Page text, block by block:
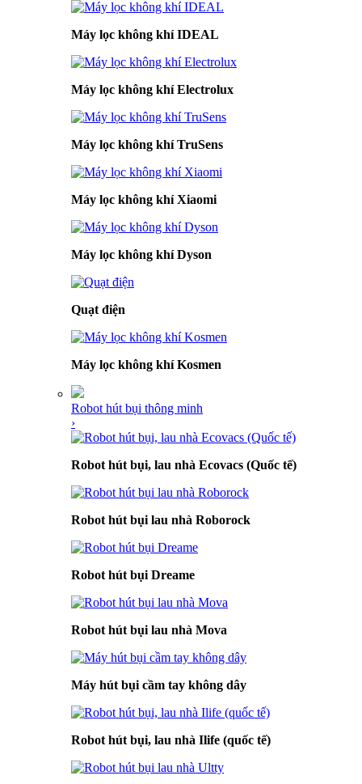
Máy lọc không khí IDEAL
Máy lọc không khí Electrolux
Máy lọc không khí TruSens
Máy lọc không khí Xiaomi
Máy lọc không khí Dyson
Quạt điện
Máy lọc không khí Kosmen
Robot hút bụi thông minh
›
Robot hút bụi, lau nhà Ecovacs (Quốc tế)
Robot hút bụi lau nhà Roborock
Robot hút bụi Dreame
Robot hút bụi lau nhà Mova
Máy hút bụi cầm tay không dây
Robot hút bụi, lau nhà Ilife (quốc tế)